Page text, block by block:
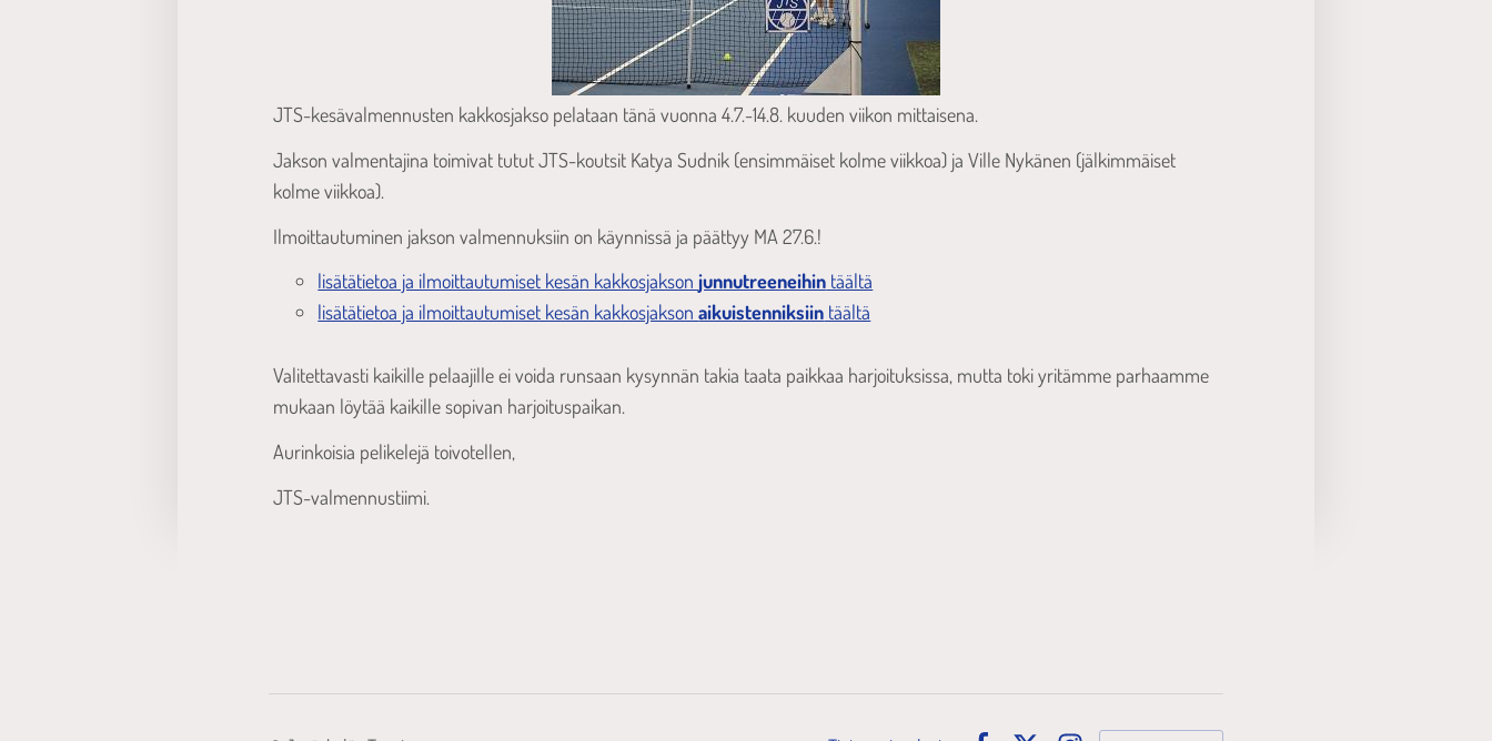
JTS-kesävalmennusten kakkosjakso pelataan tänä vuonna 4.7.-14.8. kuuden viikon mittaisena.
Jakson valmentajina toimivat tutut JTS-koutsit Katya Sudnik (ensimmäiset kolme viikkoa) ja Ville Nykänen (jälkimmäiset
kolme viikkoa).
Ilmoittautuminen jakson valmennuksiin on käynnissä ja päättyy MA 27.6.!
lisätätietoa ja ilmoittautumiset kesän kakkosjaksonjunnutreeneihin täältä
lisätätietoa ja ilmoittautumiset kesän kakkosjaksonaikuistenniksiin täältä
Valitettavasti kaikille pelaajille ei voida runsaan kysynnän takia taata paikkaa harjoituksissa, mutta toki yritämme parhaamme
mukaan löytää kaikille sopivan harjoituspaikan.
Aurinkoisia pelikelejä toivotellen,
JTS-valmennustiimi.